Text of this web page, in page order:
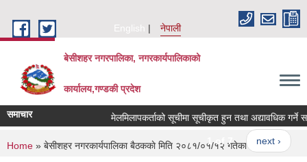
English
नेपाली
बेसीशहर नगरपालिका, नगरकार्यपालिकाको
कार्यालय,गण्डकी प्रदेश
समाचार मेलमिलापकर्ताको सूचीमा सूचीकृत हुन तथा अद्यावधिक गर्ने
1 of 7 next ›
You are here
Home » बे‍‍सीशहर नगरकार्यपालिका बैठककाे मिति २०८१/०१/१२ गतेका निर्णयहरु